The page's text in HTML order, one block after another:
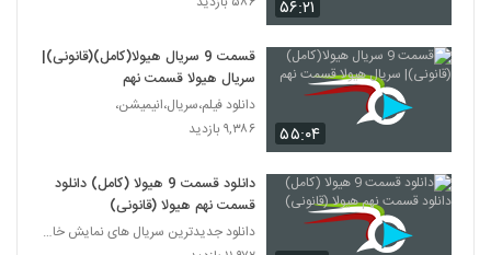
۵۶:۲۱
۵۵:۰۴
قسمت 9 سریال هیولا(کامل)(قانونی)|
سریال هیولا قسمت نهم
دانلود فیلم،سریال،انیمیشن،
۹,۳۸۶ بازدید
دانلود قسمت 9 هیولا (کامل) دانلود
قسمت نهم هیولا (قانونی)
دانلود جدیدترین سریال های نمایش خانگی